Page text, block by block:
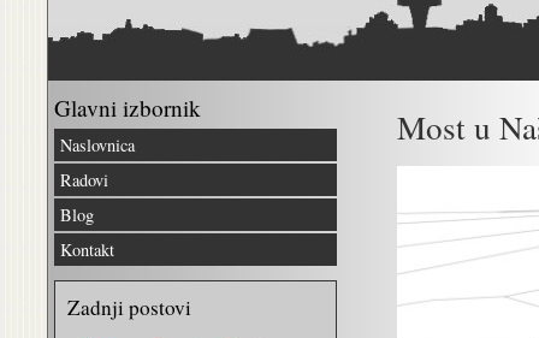
Most u
Glavni izbornik
Naslovnica
Radovi
Blog
Kontakt
Zadnji postovi